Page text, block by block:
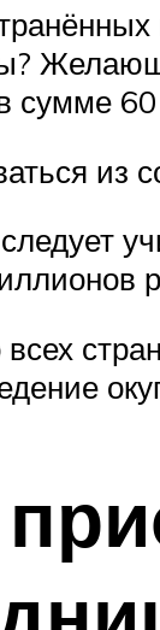
сумме
из